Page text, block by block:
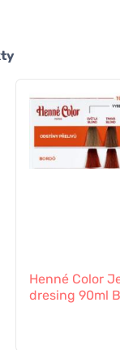
Henné Color
dresing 90ml